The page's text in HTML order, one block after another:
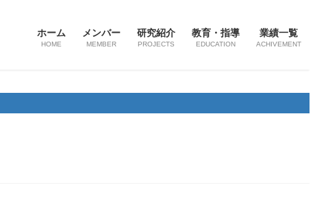
ホーム
HOME
メンバー
MEMBER
研究紹介
PROJECTS
ペクチン・プロジェクト
野菜機能・プロジェクト
教育・指導
EDUCATION
業績一覧
ACHIVEMENT